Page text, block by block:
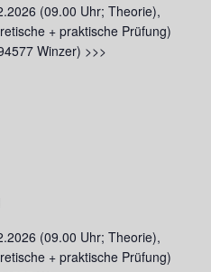
(09.00 Uhr; Theorie),
+ praktische Prüfung)
Winzer) >>>
(09.00 Uhr; Theorie),
+ praktische Prüfung)